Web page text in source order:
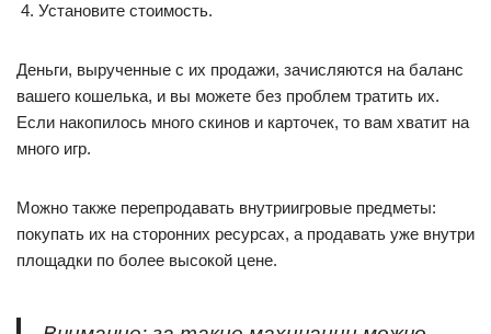
Установите стоимость.
Деньги, вырученные с их продажи, зачисляются на баланс
вашего кошелька, и вы можете без проблем тратить их.
Если накопилось много скинов и карточек, то вам хватит на
много игр.
Можно также перепродавать внутриигровые предметы:
покупать их на сторонних ресурсах, а продавать уже внутри
площадки по более высокой цене.